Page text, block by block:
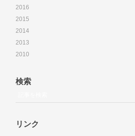
2016
2015
2014
2013
2010
検索
リンク